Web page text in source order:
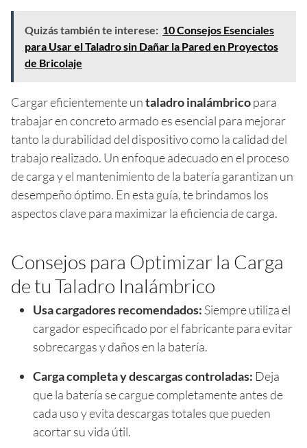
Quizás también te interese: 10 Consejos Esenciales
para Usar el Taladro sin Dañar la Pared en Proyectos
de Bricolaje
Cargar eficientemente untaladro inalámbricopara
trabajar en concreto armado es esencial para mejorar
tanto la durabilidad del dispositivo como la calidad del
trabajo realizado. Un enfoque adecuado en el proceso
de carga y el mantenimiento de la batería garantizan un
desempeño óptimo. En esta guía, te brindamos los
aspectos clave para maximizar la eficiencia de carga.
Consejos para Optimizar la Carga
de tu Taladro Inalámbrico
Usa cargadores recomendados: Siempre utiliza el
cargador especificado por el fabricante para evitar
sobrecargas y daños en la batería.
Carga completa y descargas controladas: Deja
que la batería se cargue completamente antes de
cada uso y evita descargas totales que pueden
acortar su vida útil.